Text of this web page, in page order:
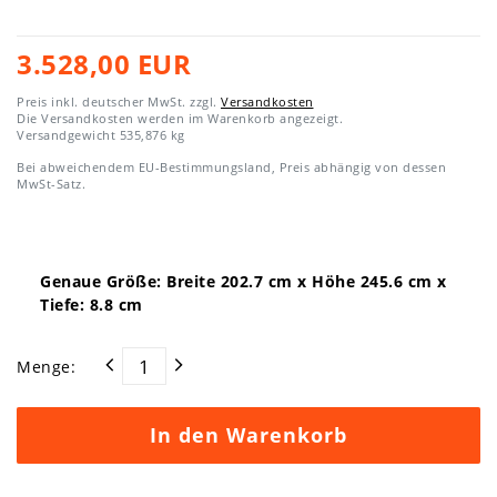
3.528,00 EUR
Preis inkl. deutscher MwSt. zzgl. Versandkosten
Die Versandkosten werden im Warenkorb angezeigt.
Versandgewicht 535,876 kg
Bei abweichendem EU-Bestimmungsland, Preis abhängig von dessen
MwSt-Satz.
Genaue Größe: Breite 202.7 cm x Höhe 245.6 cm x
Tiefe: 8.8 cm
Menge:
In den Warenkorb